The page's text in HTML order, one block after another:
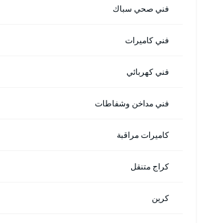
فني صحي سباك
فني كاميرات
فني كهربائي
فني مداخن وشفاطات
كاميرات مراقبة
كراج متنقل
كرين